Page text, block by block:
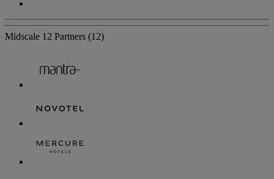
Midscale 12 Partners (12)